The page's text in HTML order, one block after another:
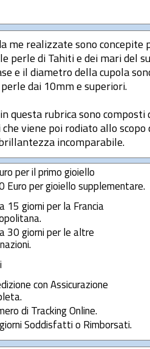
me realizzate sono concepite
perle di Tahiti e dei mari del
e il diametro della cupola
dai 10mm e superiori.
questa rubrica sono composti
viene poi rodiato allo scopo
incomparabile.
per il primo gioiello
Euro per gioiello supplementare.
15 giorni per la Francia
30 giorni per le altre
con Assicurazione
di Tracking Online.
Soddisfatti o Rimborsati.